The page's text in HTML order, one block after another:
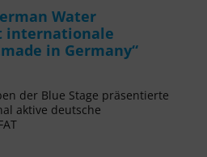
Water
internationale
in Germany“
der Blue Stage präsentierte
aktive deutsche